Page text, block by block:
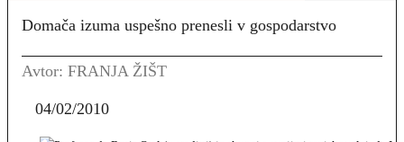
Domača izuma uspešno prenesli v gospodarstvo
Avtor: FRANJA ŽIŠT
04/02/2010